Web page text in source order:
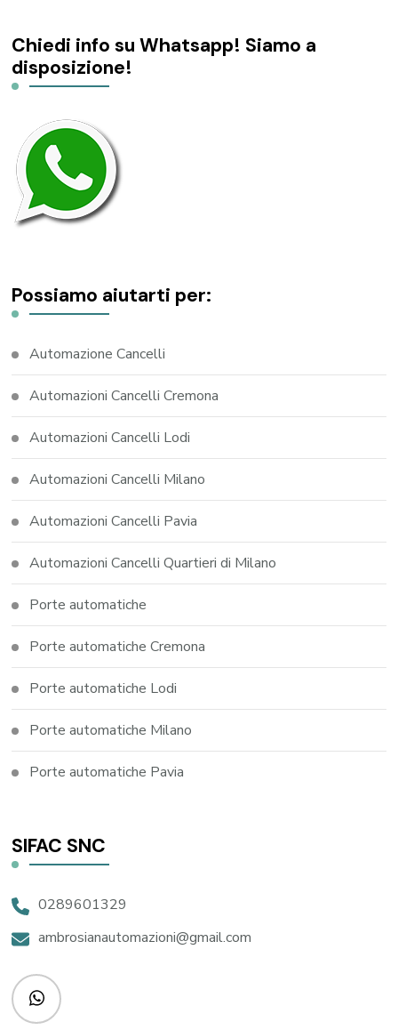
Chiedi info su Whatsapp! Siamo a
disposizione!
Possiamo aiutarti per:
Automazione Cancelli
Automazioni Cancelli Cremona
Automazioni Cancelli Lodi
Automazioni Cancelli Milano
Automazioni Cancelli Pavia
Automazioni Cancelli Quartieri di Milano
Porte automatiche
Porte automatiche Cremona
Porte automatiche Lodi
Porte automatiche Milano
Porte automatiche Pavia
SIFAC SNC
0289601329
ambrosianautomazioni@gmail.com